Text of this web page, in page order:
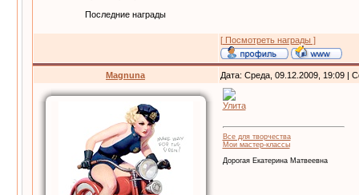
Последние награды
[ Посмотреть награды ]
Magnuna Дата: Среда, 09.12.2009, 19:09 |
Улита
Все для творчества
Мои мастер-классы
Дорогая Екатерина Матвеевна